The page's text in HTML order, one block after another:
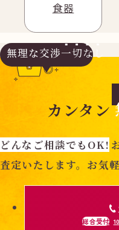
食器
無理な交渉一切なし
カンタン
どんなご相談でもOK!
査定いたします。お気
総合受付